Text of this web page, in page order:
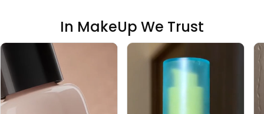
In MakeUp We Trust